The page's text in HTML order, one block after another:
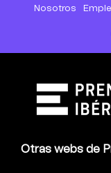
Nosotros
Otras webs de